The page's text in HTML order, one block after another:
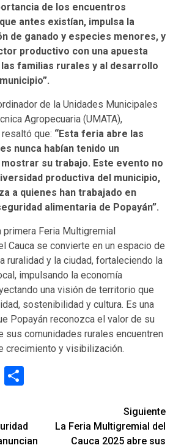
de los encuentros
antes existían, impulsa la
de ganado y especies menores, y
productivo con una apuesta
familias rurales y al desarrollo
de la Unidades Municipales
Agropecuaria (UMATA),
resaltó que: “Esta feria abre las
nunca habían tenido un
su trabajo. Este evento no
productiva del municipio,
a quienes han trabajado en
alimentaria de Popayán”.
primera Feria Multigremial
Cauca se convierte en un espacio de
ruralidad y la ciudad, fortaleciendo la
impulsando la economía
una visión de territorio que
sostenibilidad y cultura. Es una
Popayán reconozca el valor de su
sus comunidades rurales encuentren
crecimiento y visibilización.
WhatsApp
Siguiente
La Feria Multigremial del
Cauca 2025 abre sus